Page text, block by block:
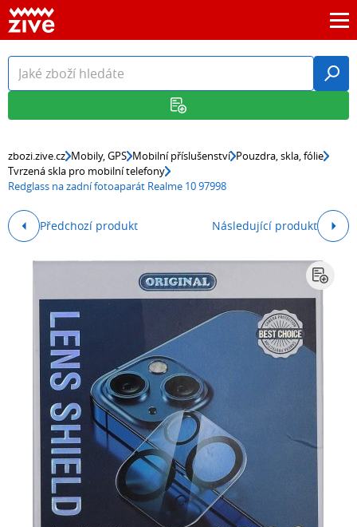
zbozi.zive.cz Mobily, GPS Mobilní příslušenství Pouzdra, skla, fólie
Tvrzená skla pro mobilní telefony
Redglass na zadní fotoaparát Realme 10 97998
Předchozí produkt Následující produkt